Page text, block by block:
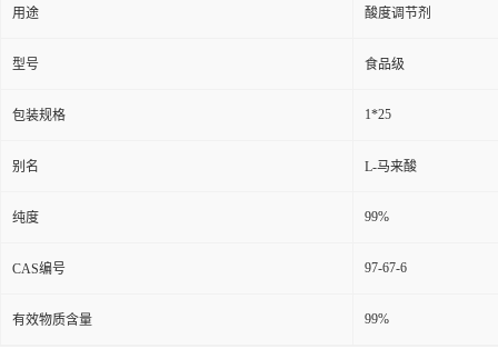
用途 酸度调节剂
型号 食品级
包装规格 1*25
别名 L-马来酸
纯度 99%
CAS编号 97-67-6
有效物质含量 99%